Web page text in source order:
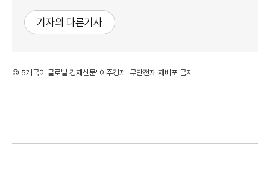
기자의 다른기사
©'5개국어 글로벌 경제신문' 아주경제. 무단전재·재배포 금지